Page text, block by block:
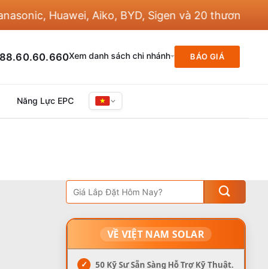
Huawei, Aiko, BYD, Sigen và 20 thương hiệu
Xem danh sách chi nhánh BÁO GIÁ
Năng Lực EPC
VỀ VIỆT NAM SOLAR
✓
50 Kỹ Sư Sẵn Sàng Hỗ Trợ Kỹ Thuật.